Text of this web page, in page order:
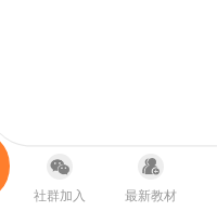
社群加入
最新教材